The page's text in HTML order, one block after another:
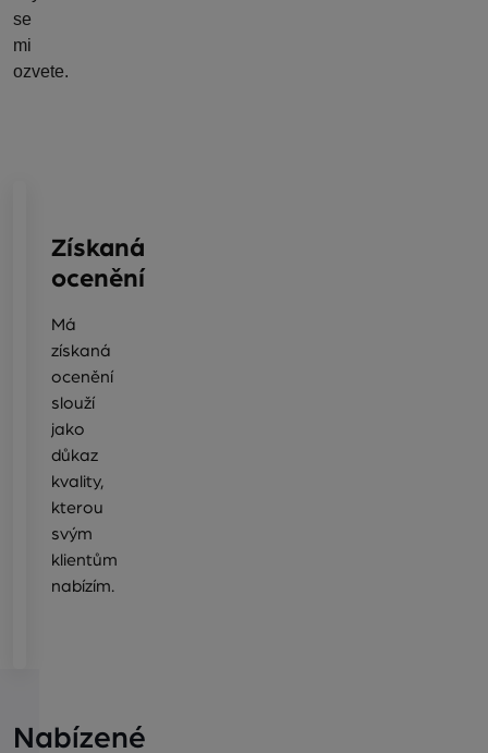
se
mi
ozvete.
Získaná
ocenění
Má
získaná
ocenění
slouží
jako
důkaz
kvality,
kterou
svým
klientům
nabízím.
Nabízené